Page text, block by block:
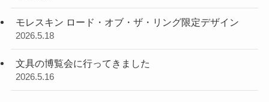
モレスキン ロード・オブ・ザ・リング限定デザイン
2026.5.18
文具の博覧会に行ってきました
2026.5.16